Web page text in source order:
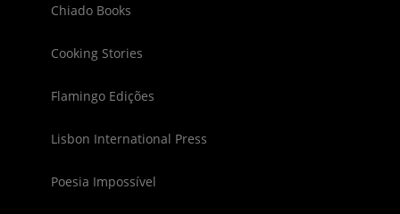
Chiado Books
Cooking Stories
Flamingo Edições
Lisbon International Press
Poesia Impossível